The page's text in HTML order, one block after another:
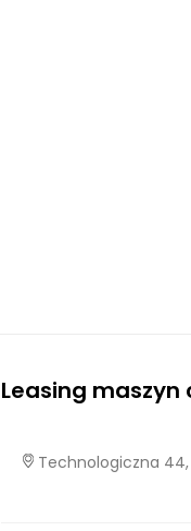
Leasing maszyn
Technologiczna 44,